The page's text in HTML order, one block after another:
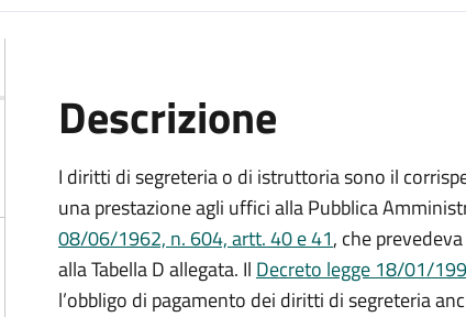
Descrizione
I diritti di segreteria o di istruttoria sono il
una prestazione agli uffici alla Pubblica
08/06/1962, n. 604, artt. 40 e 41, che
alla Tabella D allegata. Il Decreto legge 18/01/
l’obbligo di pagamento dei diritti di segreteria